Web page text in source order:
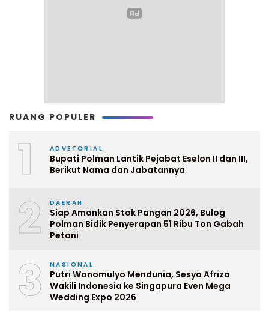
RUANG POPULER
1 ADVETORIAL
Bupati Polman Lantik Pejabat Eselon II dan III,
Berikut Nama dan Jabatannya
2 DAERAH
Siap Amankan Stok Pangan 2026, Bulog
Polman Bidik Penyerapan 51 Ribu Ton Gabah
Petani
3 NASIONAL
Putri Wonomulyo Mendunia, Sesya Afriza
Wakili Indonesia ke Singapura Even Mega
Wedding Expo 2026